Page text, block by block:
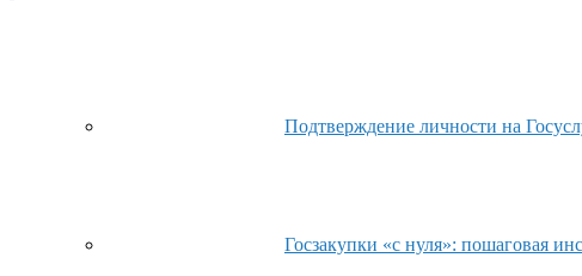
Подтверждение личности на
Госзакупки «с нуля»: пошаговая